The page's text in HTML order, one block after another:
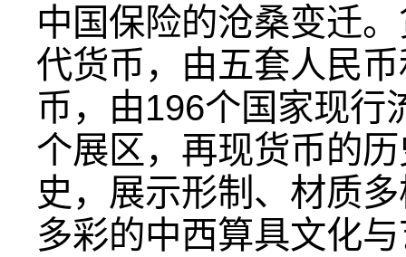
中国保险的沧桑变迁
代货币，由五套人民
币，由196个国家现行
个展区，再现货币的
史，展示形制、材质
多彩的中西算具文化